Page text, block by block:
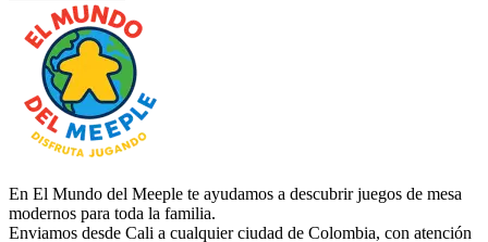
En El Mundo del Meeple te ayudamos a descubrir juegos de mesa
modernos para toda la familia.
Enviamos desde Cali a cualquier ciudad de Colombia, con atención